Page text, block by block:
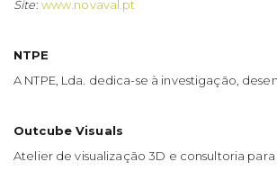
Site: www.novaval.pt
NTPE
A NTPE, Lda. dedica-se à investigação,
Outcube Visuals
Atelier de visualização 3D e consultoria